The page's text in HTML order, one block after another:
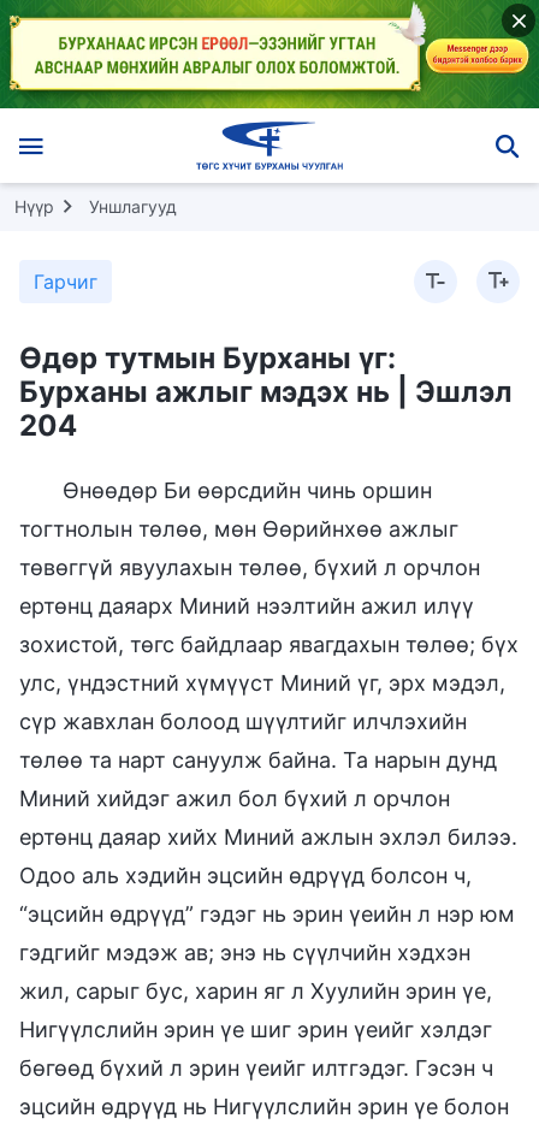
Нүүр Уншлагууд
Гарчиг
Өдөр тутмын Бурханы үг:
Бурханы ажлыг мэдэх нь | Эшлэл
204
Өнөөдөр Би өөрсдийн чинь оршин
тогтнолын төлөө, мөн Өөрийнхөө ажлыг
төвөггүй явуулахын төлөө, бүхий л орчлон
ертөнц даяарх Миний нээлтийн ажил илүү
зохистой, төгс байдлаар явагдахын төлөө; бүх
улс, үндэстний хүмүүст Миний үг, эрх мэдэл,
сүр жавхлан болоод шүүлтийг илчлэхийн
төлөө та нарт сануулж байна. Та нарын дунд
Миний хийдэг ажил бол бүхий л орчлон
ертөнц даяар хийх Миний ажлын эхлэл билээ.
Одоо аль хэдийн эцсийн өдрүүд болсон ч,
“эцсийн өдрүүд” гэдэг нь эрин үеийн л нэр юм
гэдгийг мэдэж ав; энэ нь сүүлчийн хэдхэн
жил, сарыг бус, харин яг л Хуулийн эрин үе,
Нигүүлслийн эрин үе шиг эрин үеийг хэлдэг
бөгөөд бүхий л эрин үеийг илтгэдэг. Гэсэн ч
эцсийн өдрүүд нь Нигүүлслийн эрин үе болон